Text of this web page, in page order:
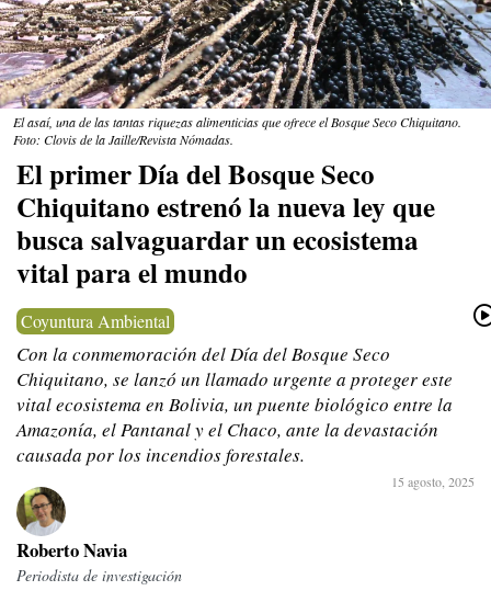
El asaí, una de las tantas riquezas alimenticias que ofrece el Bosque Seco Chiquitano.
Foto: Clovis de la Jaille/Revista Nómadas.
El primer Día del Bosque Seco
Chiquitano estrenó la nueva ley que
busca salvaguardar un ecosistema
vital para el mundo
Coyuntura Ambiental
Con la conmemoración del Día del Bosque Seco
Chiquitano, se lanzó un llamado urgente a proteger este
vital ecosistema en Bolivia, un puente biológico entre la
Amazonía, el Pantanal y el Chaco, ante la devastación
causada por los incendios forestales.
15 agosto, 2025
Roberto Navia
Periodista de investigación